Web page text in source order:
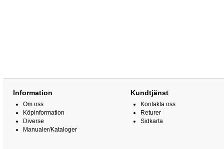
Information
Om oss
Köpinformation
Diverse
Manualer/Kataloger
Kundtjänst
Kontakta oss
Returer
Sidkarta